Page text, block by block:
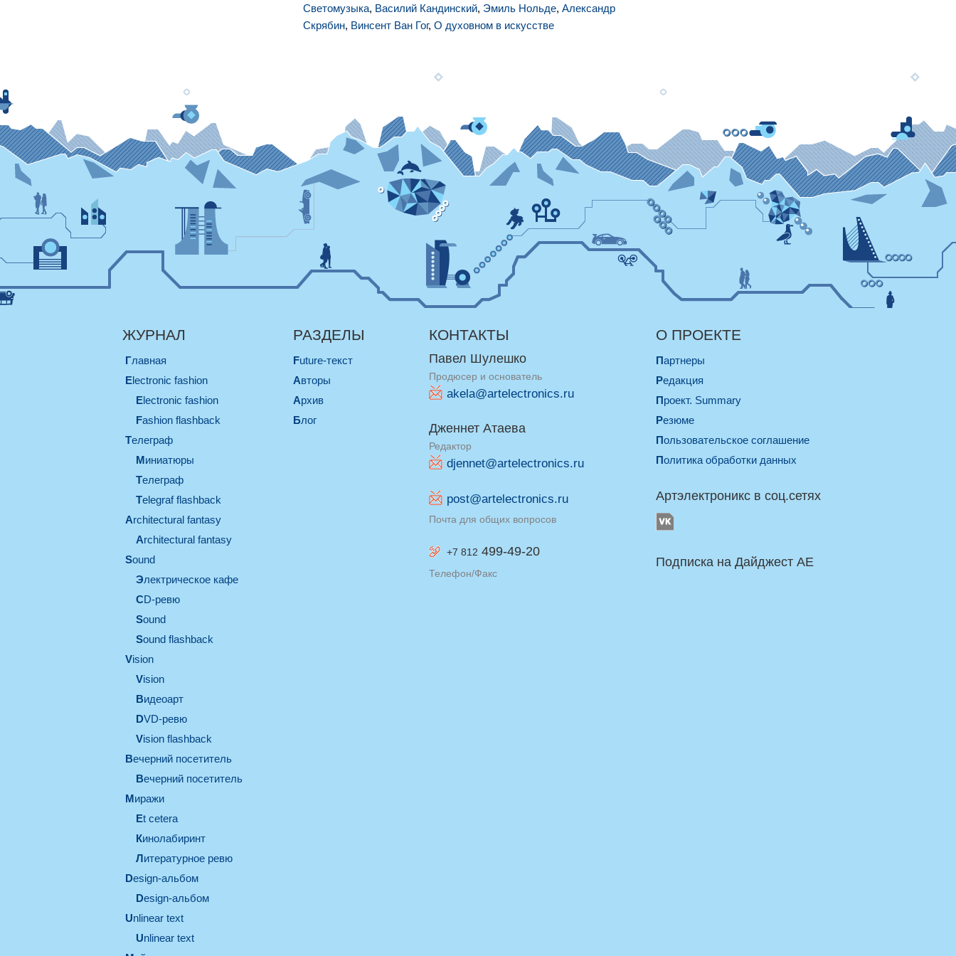
Светомузыка, Василий Кандинский, Эмиль Нольде, Александр
Скрябин, Винсент Ван Гог, О духовном в искусстве
ЖУРНАЛ
Главная
electronic fashion
electronic fashion
Fashion flashback
телеграф
миниатюры
телеграф
Telegraf flashback
architectural fantasy
architectural fantasy
sound
электрическое кафе
CD-ревю
sound
Sound flashback
vision
vision
видеоарт
DVD-ревю
Vision flashback
вечерний посетитель
вечерний посетитель
миражи
et cetera
кинолабиринт
литературное ревю
design-альбом
design-альбом
unlinear text
Unlinear text
РАЗДЕЛЫ
Future-текст
Авторы
Архив
Блог
КОНТАКТЫ
Павел Шулешко
Продюсер и основатель
akela@artelectronics.ru
Дженнет Атаева
Редактор
djennet@artelectronics.ru
post@artelectronics.ru
Почта для общих вопросов
+7 812 499-49-20
Телефон/Факс
О ПРОЕКТЕ
Партнеры
Редакция
Проект. Summary
Резюме
Пользовательское соглашение
Политика обработки данных
Артэлектроникс в соц.сетях
Подписка на Дайджест AE